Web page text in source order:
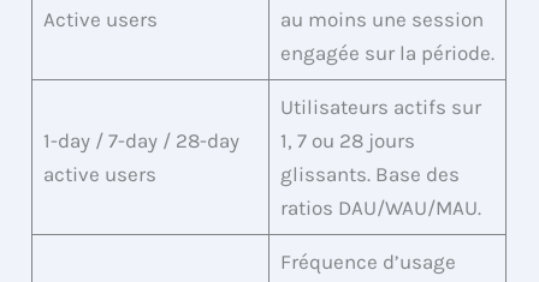
Active users
au moins une session
engagée sur la période.
1-day / 7-day / 28-day
active users
Utilisateurs actifs sur
1, 7 ou 28 jours
glissants. Base des
ratios DAU/WAU/MAU.
Fréquence d’usage